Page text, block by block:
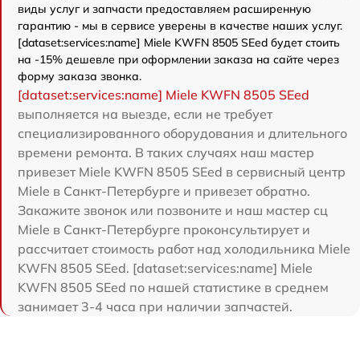
виды услуг и запчасти предоставляем расширенную
гарантию - мы в сервисе уверены в качестве наших услуг.
[dataset:services:name] Miele KWFN 8505 SEed будет стоить
на -15% дешевле при оформлении заказа на сайте через
форму заказа звонка.
[dataset:services:name] Miele KWFN 8505 SEed
выполняется на выезде, если не требует
специализированного оборудования и длительного
времени ремонта. В таких случаях наш мастер
привезет Miele KWFN 8505 SEed в сервисный центр
Miele в Санкт-Петербурге и привезет обратно.
Закажите звонок или позвоните и наш мастер сц
Miele в Санкт-Петербурге проконсультирует и
рассчитает стоимость работ над холодильника Miele
KWFN 8505 SEed. [dataset:services:name] Miele
KWFN 8505 SEed по нашей статистике в среднем
занимает 3-4 часа при наличии запчастей.